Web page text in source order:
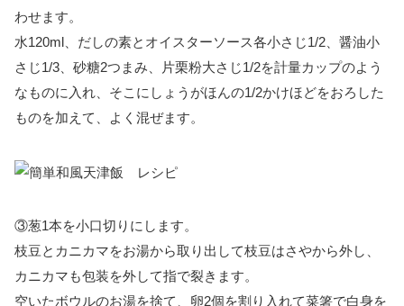
わせます。
水120ml、だしの素とオイスターソース各小さじ1/2、醤油小
さじ1/3、砂糖2つまみ、片栗粉大さじ1/2を計量カップのよう
なものに入れ、そこにしょうがほんの1/2かけほどをおろした
ものを加えて、よく混ぜます。
③葱1本を小口切りにします。
枝豆とカニカマをお湯から取り出して枝豆はさやから外し、
カニカマも包装を外して指で裂きます。
空いたボウルのお湯を捨て、卵2個を割り入れて菜箸で白身を